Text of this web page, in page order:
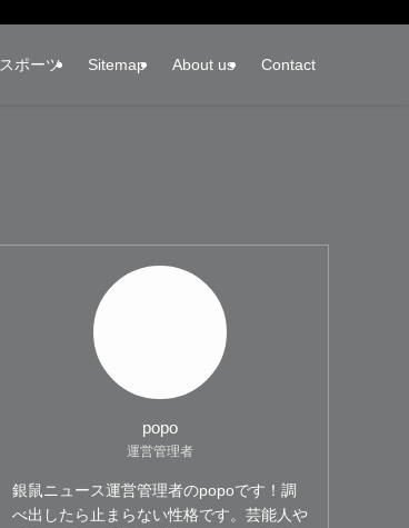
スポーツ Sitemap About us Contact
popo
運営管理者
銀鼠ニュース運営管理者のpopoです！調
べ出したら止まらない性格です。芸能人や